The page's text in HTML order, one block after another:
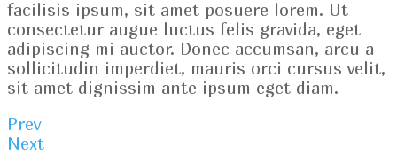
facilisis ipsum, sit amet posuere lorem. Ut
consectetur augue luctus felis gravida, eget
adipiscing mi auctor. Donec accumsan, arcu a
sollicitudin imperdiet, mauris orci cursus velit,
sit amet dignissim ante ipsum eget diam.
Prev
Next